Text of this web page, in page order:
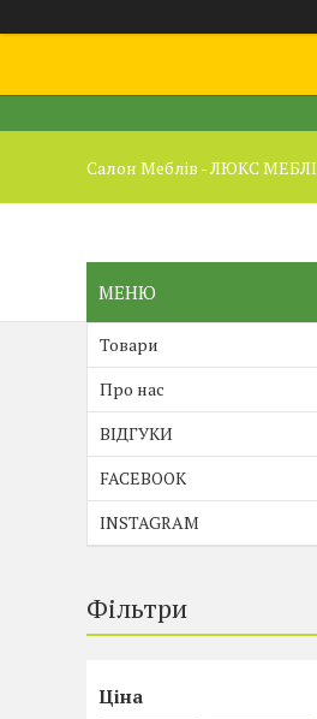
Салон Меблів - ЛЮКС МЕБЛІ
Товари
Про нас
ВІДГУКИ
FACEBOOK
INSTAGRAM
Фільтри
Ціна